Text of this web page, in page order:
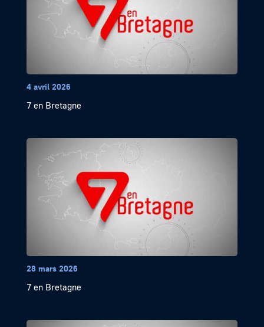
4 avril 2026
7 en Bretagne
28 mars 2026
7 en Bretagne